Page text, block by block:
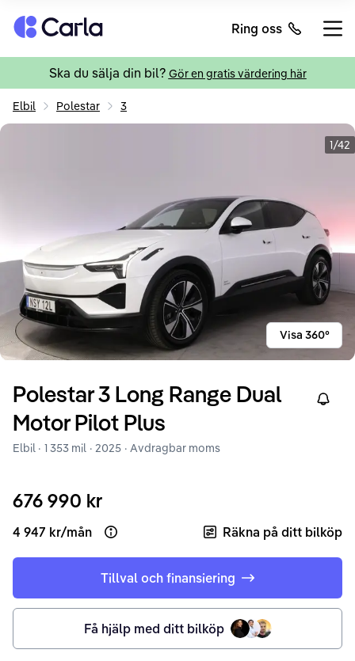
Tillbaka till startsidan Ring oss
Ska du sälja din bil? Gör en gratis värdering här
Elbil Polestar 3
1/42
Visa 360°
Polestar3 Long Range Dual
Motor Pilot Plus
Right
Elbil · 1 353 mil · 2025 · Avdragbar moms
676 990 kr
4 947 kr/mån Open loan example Räkna på ditt bilköp
Tillval och finansiering
Få hjälp med ditt bilköp